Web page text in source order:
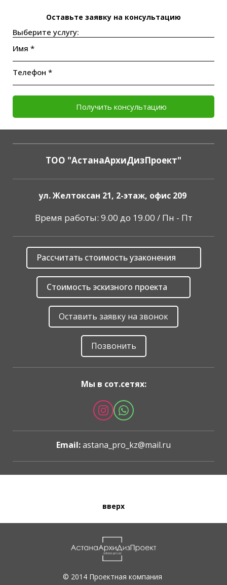
Оставьте заявку на консультацию
Выберите услугу:
Имя *
Телефон *
Получить консультацию
ТОО "АстанаАрхиДизПроект"
ул. Желтоксан 21, 2-этаж, офис 209
Время работы: 9.00 до 19.00 / Пн - Пт
Рассчитать стоимость узаконения
Стоимость эскизного проекта
Оставить заявку на звонок
Позвонить
Мы в сот.сетях:
Email:astana_pro_kz@mail.ru
вверх
© 2014 Проектная компания